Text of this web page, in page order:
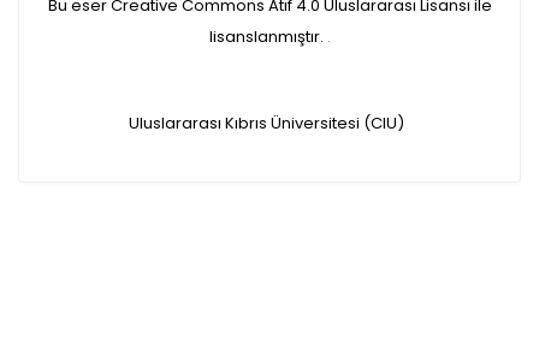
Bu eser Creative Commons Atıf 4.0 Uluslararası Lisansı ile
lisanslanmıştır. .
Uluslararası Kıbrıs Üniversitesi (CIU)